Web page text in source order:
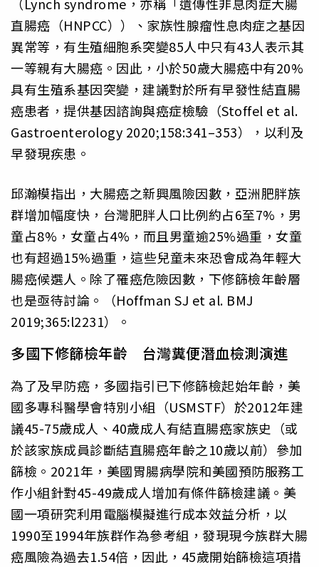
直腸癌（HNPCC））、家族性腺瘤性息肉症之基因
異常等，有生殖細胞系突變85人中只有43人表示其
一等親有大腸癌。因此，小於50歲大腸癌中有20%
具有生殖系基因突變，建議對於所有早發性結直腸
癌患者，提供基因諮詢與癌症檢驗（Stoffel et al.
Gastroenterology 2020;158:341–353），以利及
早發現疾患。
邱瀚模指出，大腸癌之新興風險因數，亞洲肥胖族
群增加幅度快，台灣肥胖人口比例約占6至7%，男
童占8%，女童占4%，而且男童逾25%過重，女童
也有超過15%過重，這些兒童未來恐會成為年輕大
腸癌候選人。除了罹癌危險因數，下修篩檢年齡層
也是亟待討論。（Hoffman SJ et al. BMJ
2019;365:l2231）。
多國下修篩檢年齡 台灣糞便潛血檢測演進
為了及早防癌，多國指引已下修篩檢起始年齡，美
國多專科醫學會特別小組（USMSTF）於2012年建
議45-75歲成人、40歲成人有結直腸癌家族史（或
於該家族成員診斷結直腸癌年齡之10歲以前）參加
篩檢。2021年，美國胃腸病學院和美國預防服務工
作小組針對45-49歲成人增加有條件篩檢建議。美
國一項研究利用電腦模擬進行成本效益分析，以
1990至1994年族群作為參考組，發現現今族群大腸
癌風險為過去1.54倍，因此，45歲開始篩檢這項措